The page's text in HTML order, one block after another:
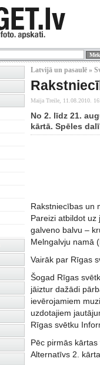
Latvijā un pasaulē »
Maija Treile, 11.08.2010.
No 2. līdz 21.
kārtā. Spēles
Rakstniecības un
Pareizi atbildot
galveno balvu –
Melngalvju namā
Vairāk par Rīgas
Šogad Rīgas
jāiztur dažādi
ievērojamiem
uzdotajiem
Rīgas svētku
Pēc pirmās
Alternatīvs 2.